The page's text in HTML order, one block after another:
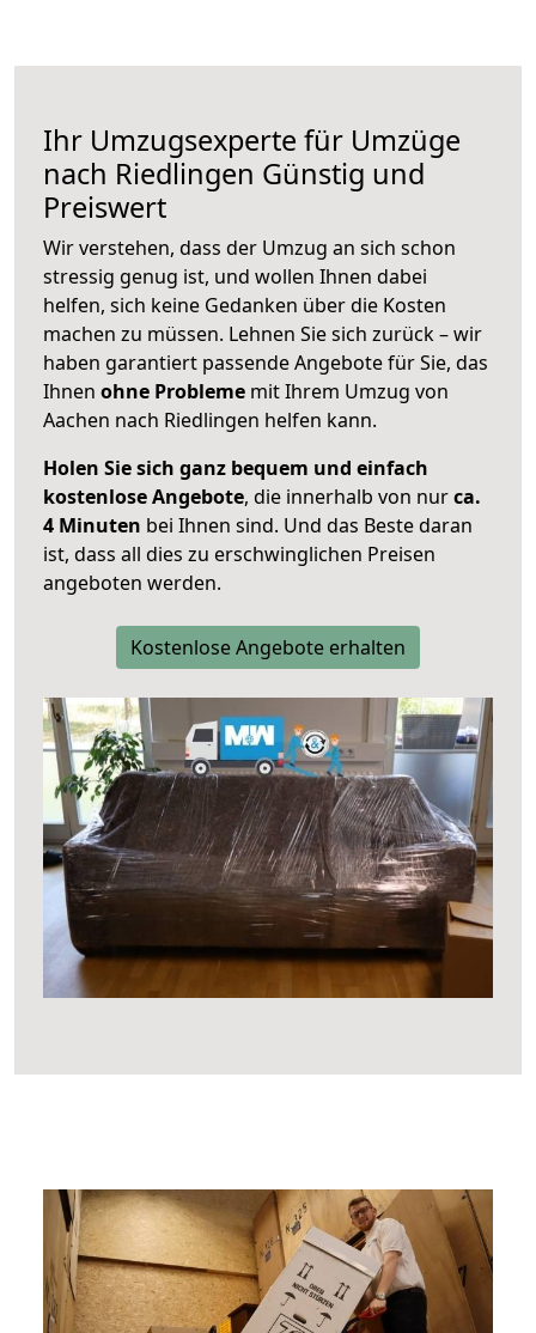
Ihr Umzugsexperte für Umzüge
nach Riedlingen Günstig und
Preiswert
Wir verstehen, dass der Umzug an sich schon
stressig genug ist, und wollen Ihnen dabei
helfen, sich keine Gedanken über die Kosten
machen zu müssen. Lehnen Sie sich zurück – wir
haben garantiert passende Angebote für Sie, das
Ihnen ohne Probleme mit Ihrem Umzug von
Aachen nach Riedlingen helfen kann.
Holen Sie sich ganz bequem und einfach
kostenlose Angebote, die innerhalb von nurca.
4 Minuten bei Ihnen sind. Und das Beste daran
ist, dass all dies zu erschwinglichen Preisen
angeboten werden.
Kostenlose Angebote erhalten